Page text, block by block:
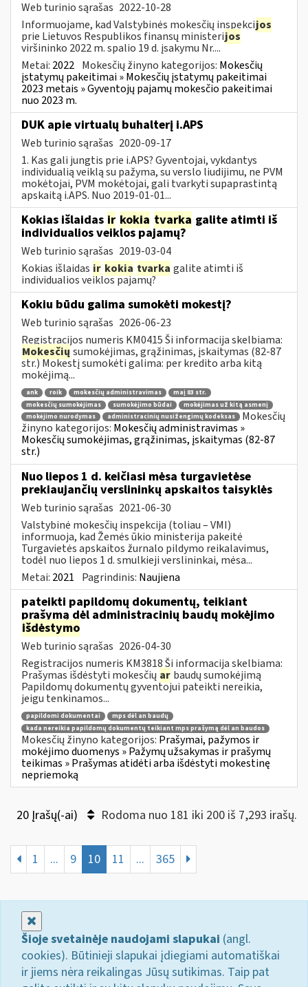
Web turinio sąrašas 2022-10-28
Informuojame, kad Valstybinės mokesčių inspekcijos
prie Lietuvos Respublikos finansų ministerijos
viršininko 2022 m. spalio 19 d. įsakymu Nr....
Metai: 2022 Mokesčių žinyno kategorijos: Mokesčių
įstatymų pakeitimai » Mokesčių įstatymų pakeitimai
2023 metais » Gyventojų pajamų mokesčio pakeitimai
nuo 2023 m.
DUK apie virtualų buhalterį i.APS
Web turinio sąrašas 2020-09-17
1. Kas gali jungtis prie i.APS? Gyventojai, vykdantys
individualią veiklą su pažyma, su verslo liudijimu, ne PVM
mokėtojai, PVM mokėtojai, gali tvarkyti supaprastintą
apskaitą i.APS. Nuo 2019-01-01...
Kokias išlaidas ir kokia tvarka galite atimti iš
individualios veiklos pajamų?
Web turinio sąrašas 2019-03-04
Kokias išlaidas ir kokia tvarka galite atimti iš
individualios veiklos pajamų?
Kokiu būdu galima sumokėti mokestį?
Web turinio sąrašas 2026-06-23
Registracijos numeris KM0415 Ši informacija skelbiama:
Mokesčių sumokėjimas, grąžinimas, įskaitymas (82-87
str.) Mokestį sumokėti galima: per kredito arba kitą
mokėjimą...
ank roik mokesčių administravimas
maį 83 str.
mokesčių sumokėjimas
sumokėjimo būdai
mokėjimas už kitą asmenį
mokėjimo nurodymas
administracinių nusižengimų kodeksas
Mokesčių
žinyno kategorijos: Mokesčių administravimas »
Mokesčių sumokėjimas, grąžinimas, įskaitymas (82-87
str.)
Nuo liepos 1 d. keičiasi mėsa turgavietėse
prekiaujančių verslininkų apskaitos taisyklės
Web turinio sąrašas 2021-06-30
Valstybinė mokesčių inspekcija (toliau – VMI)
informuoja, kad Žemės ūkio ministerija pakeitė
Turgavietės apskaitos žurnalo pildymo reikalavimus,
todėl nuo liepos 1 d. smulkieji verslininkai, mėsa...
Metai: 2021 Pagrindinis: Naujiena
pateikti papildomų dokumentų, teikiant
prašymą dėl administracinių baudų mokėjimo
išdėstymo
Web turinio sąrašas 2026-04-30
Registracijos numeris KM3818 Ši informacija skelbiama:
Prašymas išdėstyti mokesčių ar baudų sumokėjimą
Papildomų dokumentų gyventojui pateikti nereikia,
jeigu tenkinamos...
papildomi dokumentai
mps dėl an baudų
kada nereikia papildomų dokumentų teikiant mps prašymą dėl an baudos
Mokesčių žinyno kategorijos: Prašymai, pažymos ir
mokėjimo duomenys » Pažymų užsakymas ir prašymų
teikimas » Prašymas atidėti arba išdėstyti mokestinę
nepriemoką
20 Įrašų(-ai) Rodoma nuo 181 iki 200 iš 7,293 irašų.
1 ... 9 10 11 ... 365
Šioje svetainėje naudojami slapukai (angl.
cookies). Būtinieji slapukai įdiegiami automatiškai
ir jiems nėra reikalingas Jūsų sutikimas. Taip pat